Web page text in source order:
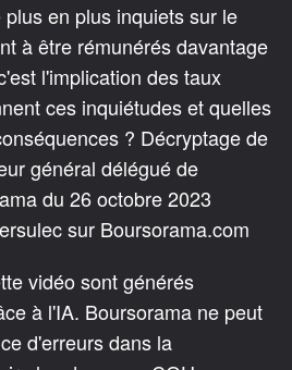
en plus inquiets sur le
à être rémunérés davantage
l'implication des taux
ces inquiétudes et quelles
? Décryptage de
général délégué de
du 26 octobre 2023
sur Boursorama.com
vidéo sont générés
à l'IA. Boursorama ne peut
d'erreurs dans la